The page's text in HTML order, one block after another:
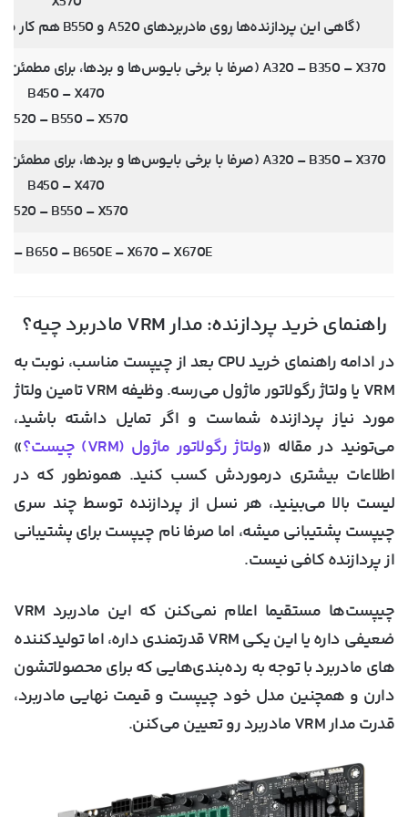
(گاهی این پردازنده‌ها روی مادربردهای A520 و B550 هم کار می‌کنن، اما به طور رسمی پشتیبانی نمیشن)
A320 – B350 – X370 (صرفا با برخی بایوس‌ها و بردها، برای مطمئن شدن صفحه ساپورت مادربردتون رو چک کنید)
B450 – X470
A520 – B550 – X570
A320 – B350 – X370 (صرفا با برخی بایوس‌ها و بردها، برای مطمئن شدن صفحه ساپورت مادربردتون رو چک کنید)
B450 – X470
A520 – B550 – X570
– B650 – B650E – X670 – X670E
راهنمای خرید پردازنده: مدار VRM مادربرد چیه؟
در ادامهراهنمای خرید CPU
بعد از چیپست مناسب، نوبت به
VRM یا ولتاژ رگولاتور ماژول می‌رسه. وظیفه VRM تامین ولتاژ
مورد نیاز پردازنده شماست و اگر تمایل داشته باشید،
می‌تونید در مقاله «ولتاژ رگولاتور ماژول (VRM) چیست؟
»
اطلاعات بیشتری درموردش کسب کنید. همونطور که در
لیست بالا می‌بینید، هر نسل از پردازنده توسط چند سری
چیپست پشتیبانی میشه، اما صرفا نام چیپست برای پشتیبانی
از پردازنده کافی نیست.
چیپست‌ها مستقیما اعلام نمی‌کنن که این مادربرد VRM
ضعیفی داره یا این یکی VRM قدرتمندی داره، اما تولیدکننده
های مادربرد با توجه به رده‌بندی‌هایی که برای محصولاتشون
دارن و همچنین مدل خود چیپست و قیمت نهایی مادربرد،
قدرت مدار VRM مادربرد رو تعیین می‌کنن.